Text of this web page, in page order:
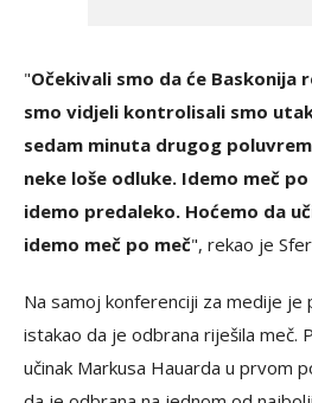
"Očekivali smo da će Baskonija
smo vidjeli kontrolisali smo
sedam minuta drugog
neke loše odluke. Idemo meč
idemo predaleko. Hoćemo da
idemo meč po meč", rekao je
Na samoj konferenciji za medije je
istakao da je odbrana riješila meč.
učinak Markusa Hauarda u prvom